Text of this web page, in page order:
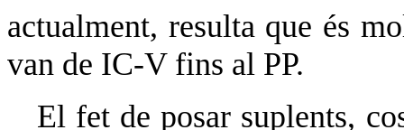
actualment, resulta que és
van de IC-V fins al PP.
El fet de posar suplents,